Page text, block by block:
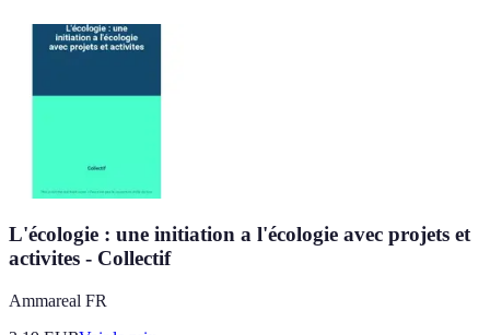
L'écologie : une initiation a l'écologie avec projets et
activites - Collectif
Ammareal FR